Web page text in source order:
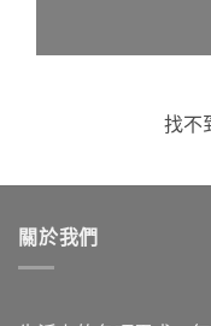
找不
關於我們